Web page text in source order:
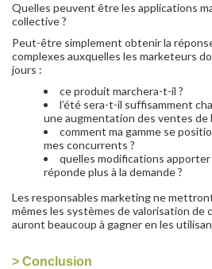
Quelles peuvent être les applications
collective ?
Peut-être simplement obtenir la
complexes auxquelles les marketeurs
jours :
ce produit marchera-t-il ?
l’été sera-t-il suffisamment
une augmentation des ventes de
comment ma gamme se
mes concurrents ?
quelles modifications apporter
réponde plus à la demande ?
Les responsables marketing ne
mêmes les systèmes de valorisation de
auront beaucoup à gagner en les
> Conclusion